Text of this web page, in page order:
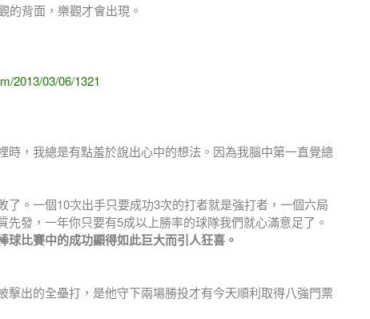
的背面，樂觀才會出現。
2013/03/06/1321
時，我總是有點羞於說出心中的想法。因為我腦中第一直覺總
了。一個10次出手只要成功3次的打者就是強打者，一個六局
先發，一年你只要有5成以上勝率的球隊我們就心滿意足了。
球比賽中的成功顯得如此巨大而引人狂喜。
擊出的全壘打，是他守下兩場勝投才有今天順利取得八強門票